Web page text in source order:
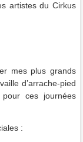
artistes du Cirkus
mes plus grands
d’arrache-pied
ces journées
: